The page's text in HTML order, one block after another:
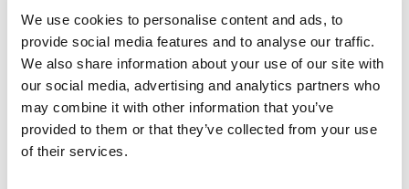
We use cookies to personalise content and ads, to
provide social media features and to analyse our traffic.
We also share information about your use of our site with
our social media, advertising and analytics partners who
may combine it with other information that you’ve
provided to them or that they’ve collected from your use
of their services.
op. Deze gebruiken we vervolgens om klanten
snel, betrokken en betrouwbaar te
ondersteunen. Dat maakt ons bij uitstek de
mondiale specialist op het gebied van
maritieme installatieprojecten.